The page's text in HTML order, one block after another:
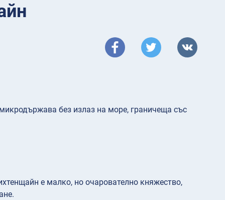
без излаз на море, граничеща със
е малко, но очарователно княжество,